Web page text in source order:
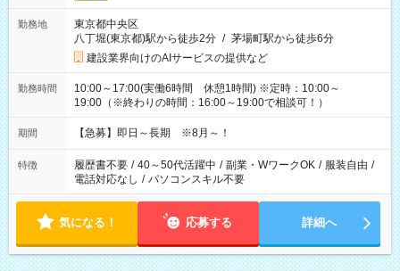
勤務地
東京都中央区
八丁堀(東京都)駅から徒歩2分 / 茅場町駅から徒歩6分
建設業界向けのAIサービスの提供など
勤務時間
10:00～17:00(実働6時間 休憩1時間) ※定時：10:00～
19:00（※終わりの時間：16:00～19:00で相談可！）
期間 【急募】即日～長期 ※8月～！
特徴 履歴書不要 / 40～50代活躍中 / 副業・WワークOK / 服装自由 /
電話対応なし / パソコンスキル不要
気になる！ 応募する 詳細へ